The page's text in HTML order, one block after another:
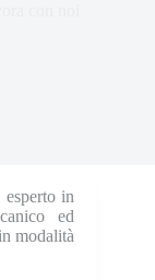
in
ed
modalità